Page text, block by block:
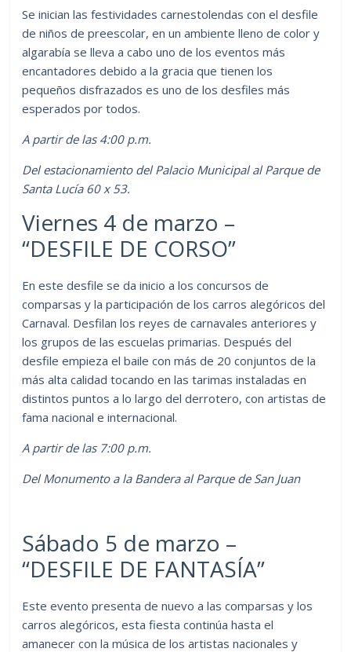
Se inician las festividades carnestolendas con el desfile
de niños de preescolar, en un ambiente lleno de color y
algarabía se lleva a cabo uno de los eventos más
encantadores debido a la gracia que tienen los
pequeños disfrazados es uno de los desfiles más
esperados por todos.
A partir de las 4:00 p.m.
Del estacionamiento del Palacio Municipal al Parque de
Santa Lucía 60 x 53.
Viernes 4 de marzo –
“DESFILE DE CORSO”
En este desfile se da inicio a los concursos de
comparsas y la participación de los carros alegóricos del
Carnaval. Desfilan los reyes de carnavales anteriores y
los grupos de las escuelas primarias. Después del
desfile empieza el baile con más de 20 conjuntos de la
más alta calidad tocando en las tarimas instaladas en
distintos puntos a lo largo del derrotero, con artistas de
fama nacional e internacional.
A partir de las 7:00 p.m.
Del Monumento a la Bandera al Parque de San Juan
Sábado 5 de marzo –
“DESFILE DE FANTASÍA”
Este evento presenta de nuevo a las comparsas y los
carros alegóricos, esta fiesta continúa hasta el
amanecer con la música de los artistas nacionales y